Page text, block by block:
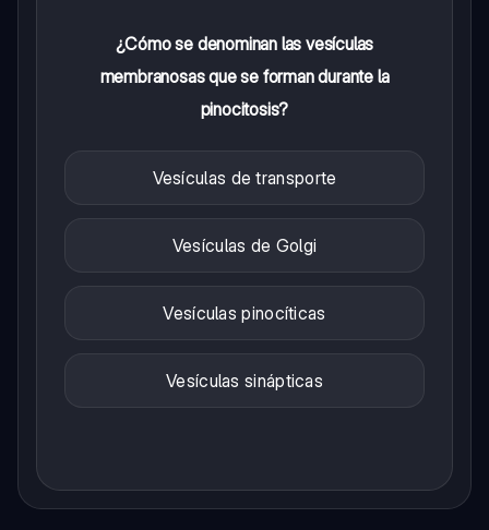
¿Cómo se denominan las vesículas
membranosas que se forman durante la
pinocitosis?
Vesículas de transporte
Vesículas de Golgi
Vesículas pinocíticas
Vesículas sinápticas